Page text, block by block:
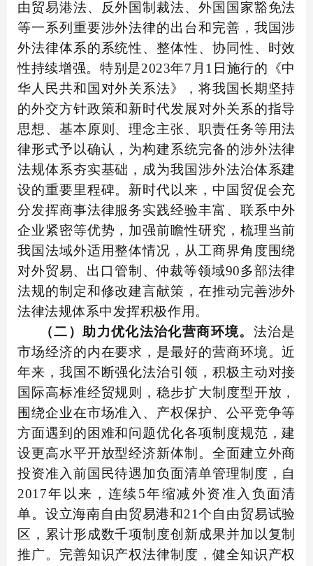
由贸易港法、反外国制裁法、外国国家豁免法
等一系列重要涉外法律的出台和完善，我国涉
外法律体系的系统性、整体性、协同性、时效
性持续增强。特别是2023年7月1日施行的《中
华人民共和国对外关系法》，将我国长期坚持
的外交方针政策和新时代发展对外关系的指导
思想、基本原则、理念主张、职责任务等用法
律形式予以确认，为构建系统完备的涉外法律
法规体系夯实基础，成为我国涉外法治体系建
设的重要里程碑。新时代以来，中国贸促会充
分发挥商事法律服务实践经验丰富、联系中外
企业紧密等优势，加强前瞻性研究，梳理当前
我国法域外适用整体情况，从工商界角度围绕
对外贸易、出口管制、仲裁等领域90多部法律
法规的制定和修改建言献策，在推动完善涉外
法律法规体系中发挥积极作用。
（二）助力优化法治化营商环境。 法治是
市场经济的内在要求，是最好的营商环境。近
年来，我国不断强化法治引领，积极主动对接
国际高标准经贸规则，稳步扩大制度型开放，
围绕企业在市场准入、产权保护、公平竞争等
方面遇到的困难和问题优化各项制度规范，建
设更高水平开放型经济新体制。全面建立外商
投资准入前国民待遇加负面清单管理制度，自
2017年以来，连续5年缩减外资准入负面清
单。设立海南自由贸易港和21个自由贸易试验
区，累计形成数千项制度创新成果并加以复制
推广。完善知识产权法律制度，健全知识产权